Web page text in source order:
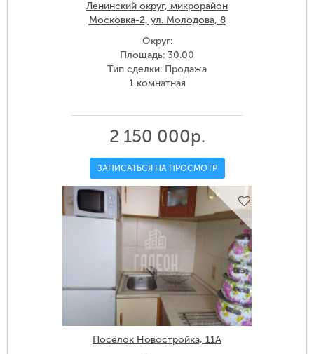
Ленинский округ, микрорайон
Московка-2, ул. Молодова, 8
Округ:
Площадь: 30.00
Тип сделки: Продажа
1 комнатная
2 150 000р.
ЗАПИСАТЬСЯ НА ПРОСМОТР
Посёлок Новостройка, 11А